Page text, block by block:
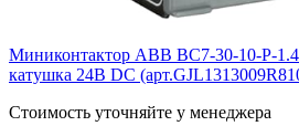
Миниконтактор ABB ВC7-30-10-P-
катушка 24B DС
Cтоимость уточняйте у менеджера